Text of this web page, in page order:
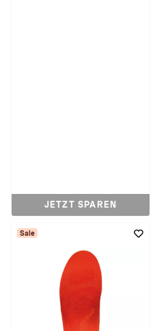
JETZT SPAREN
Sale